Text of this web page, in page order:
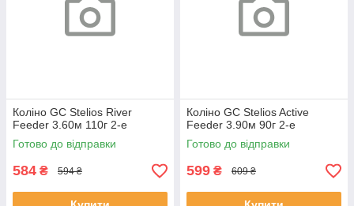
Коліно GC Stelios River
Feeder 3.60м 110г 2-е
Готово до відправки
584 ₴ 594 ₴
Коліно GC Stelios Active
Feeder 3.90м 90г 2-е
Готово до відправки
599 ₴ 609 ₴